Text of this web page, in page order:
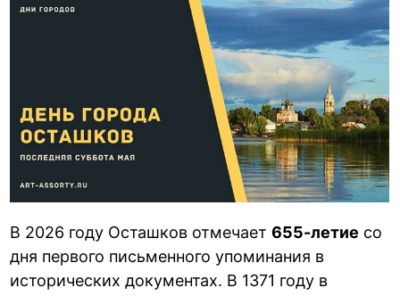
В 2026 году Осташков отмечает655-летие со
дня первого письменного упоминания в
исторических документах. В 1371 году в